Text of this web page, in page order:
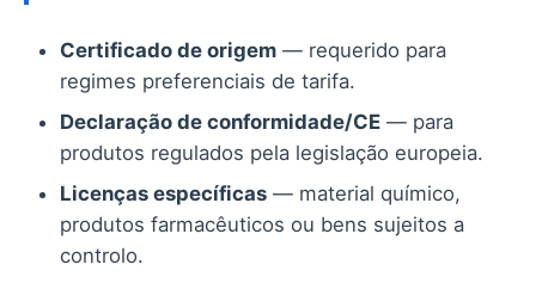
Certificado de origem — requerido para
regimes preferenciais de tarifa.
Declaração de conformidade/CE — para
produtos regulados pela legislação europeia.
Licenças específicas — material químico,
produtos farmacêuticos ou bens sujeitos a
controlo.